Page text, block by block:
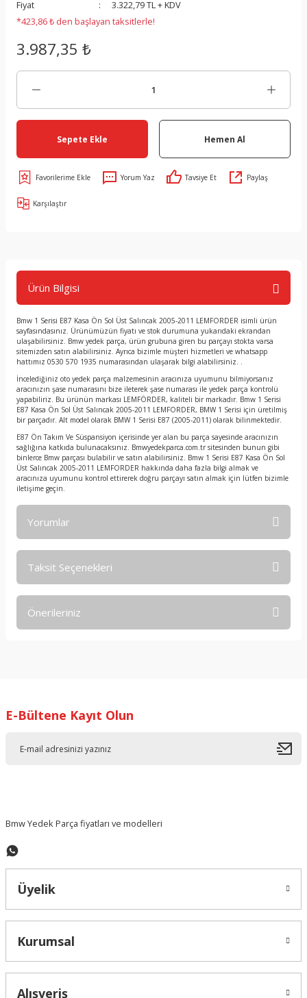
Fiyat
3.322,79 TL + KDV
*423,86 ₺ den başlayan taksitlerle!
3.987,35 ₺
Sepete Ekle Hemen Al
Yorum Yaz Tavsiye Et Paylaş
Karşılaştır
Ürün Bilgisi
Bmw 1 Serisi E87 Kasa Ön Sol Üst Salıncak 2005-2011 LEMFORDER isimli ürün
sayfasındasınız. Ürünümüzün fiyatı ve stok durumuna yukarıdaki ekrandan
ulaşabilirsiniz. Bmw yedek parça, ürün grubuna giren bu parçayı stokta varsa
sitemizden satın alabilirsiniz. Ayrıca bizimle müşteri hizmetleri ve whatsapp
hattımız 0530 570 1935 numarasından ulaşarak bilgi alabilirsiniz. .
İncelediğiniz oto yedek parça malzemesinin aracınıza uyumunu bilmiyorsanız
aracınızın şase numarasını bize ileterek şase numarası ile yedek parça kontrolü
yapabiliriz. Bu ürünün markası LEMFÖRDER, kaliteli bir markadır. Bmw 1 Serisi
E87 Kasa Ön Sol Üst Salıncak 2005-2011 LEMFORDER, BMW 1 Serisi için üretilmiş
bir parçadır. Alt model olarak BMW 1 Serisi E87 (2005-2011) olarak bilinmektedir.
E87 Ön Takım Ve Süspansiyon içerisinde yer alan bu parça sayesinde aracınızın
sağlığına katkıda bulunacaksınız. Bmwyedekparca.com.tr sitesinden bunun gibi
binlerce Bmw parçası bulabilir ve satın alabilirsiniz. Bmw 1 Serisi E87 Kasa Ön Sol
Üst Salıncak 2005-2011 LEMFORDER hakkında daha fazla bilgi almak ve
aracınıza uyumunu kontrol ettirerek doğru parçayı satın almak için lütfen bizimle
iletişime geçin.
Yorumlar
Taksit Seçenekleri
Önerileriniz
Ürün resmi kalitesiz, bozuk veya görüntülenemiyor.
E-Bültene Kayıt Olun
Bmw Yedek Parça fiyatları ve modelleri
Üyelik
Kurumsal
Alışveriş